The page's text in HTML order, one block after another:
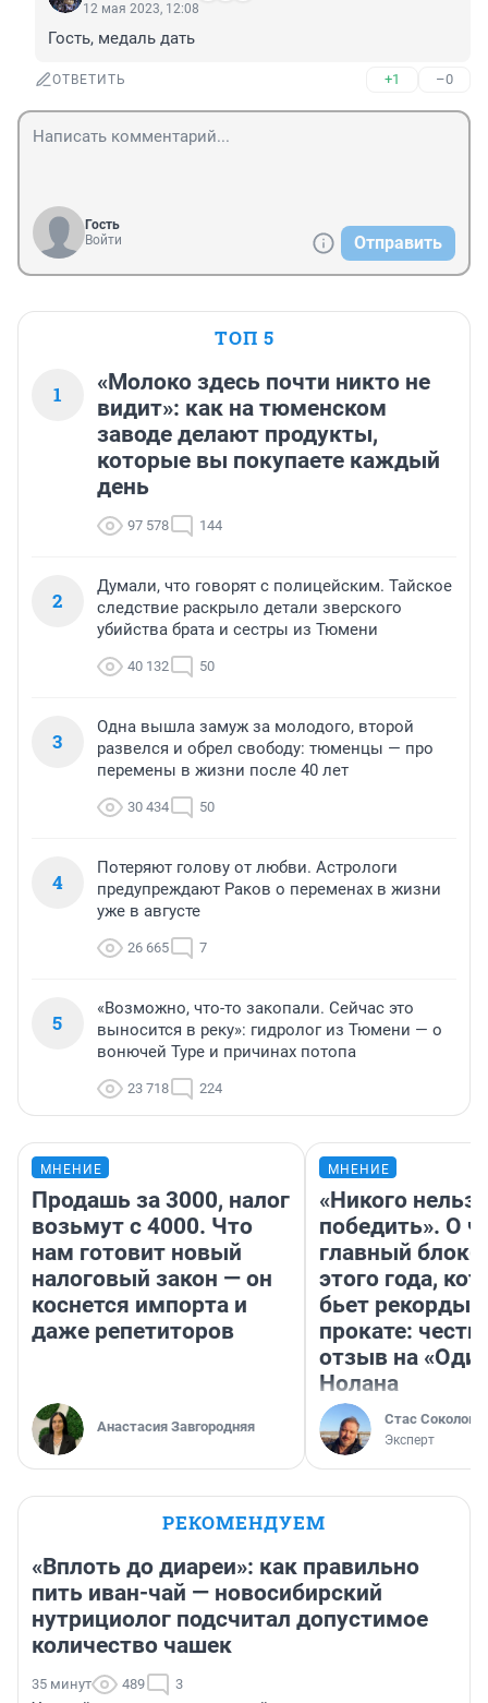
12 мая 2023, 12:08
Гость, медаль дать
ОТВЕТИТЬ +1 –0
Гость
Войти
Отправить
ТОП 5
1
«Молоко здесь почти никто не
видит»: как на тюменском
заводе делают продукты,
которые вы покупаете каждый
день
97 578 144
2
Думали, что говорят с полицейским. Тайское
следствие раскрыло детали зверского
убийства брата и сестры из Тюмени
40 132 50
3
Одна вышла замуж за молодого, второй
развелся и обрел свободу: тюменцы — про
перемены в жизни после 40 лет
30 434 50
4
Потеряют голову от любви. Астрологи
предупреждают Раков о переменах в жизни
уже в августе
26 665 7
5
«Возможно, что-то закопали. Сейчас это
выносится в реку»: гидролог из Тюмени — о
вонючей Туре и причинах потопа
23 718 224
МНЕНИЕ
Продашь за 3000, налог
возьмут с 4000. Что
нам готовит новый
налоговый закон — он
коснется импорта и
даже репетиторов
Анастасия Завгородняя
МНЕНИЕ
«Никого нельзя
победить». О
главный
этого года,
бьет рекорды в
прокате:
отзыв на
Нолана
Стас Соколов
Эксперт
РЕКОМЕНДУЕМ
«Вплоть до диареи»: как правильно
пить иван-чай — новосибирский
нутрициолог подсчитал допустимое
количество чашек
35 минут 489 3